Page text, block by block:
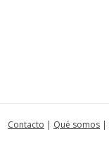
Contacto | Qué somos |